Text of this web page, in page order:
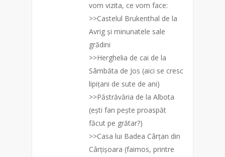
vom vizita, ce vom face:
>>Castelul Brukenthal de la
Avrig și minunatele sale
grădini
>>Herghelia de cai de la
Sâmbăta de Jos (aici se cresc
lipițani de sute de ani)
>>Păstrăvăria de la Albota
(ești fan pește proaspăt
făcut pe grătar?)
>>Casa lui Badea Cârțan din
Cârțișoara (faimos, printre